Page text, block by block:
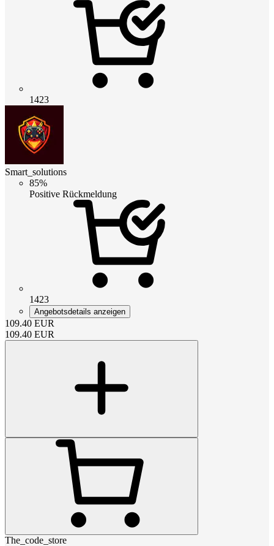
1423
Smart_solutions
85%
Positive Rückmeldung
1423
Angebotsdetails anzeigen
109.40 EUR
109.40 EUR
The_code_store